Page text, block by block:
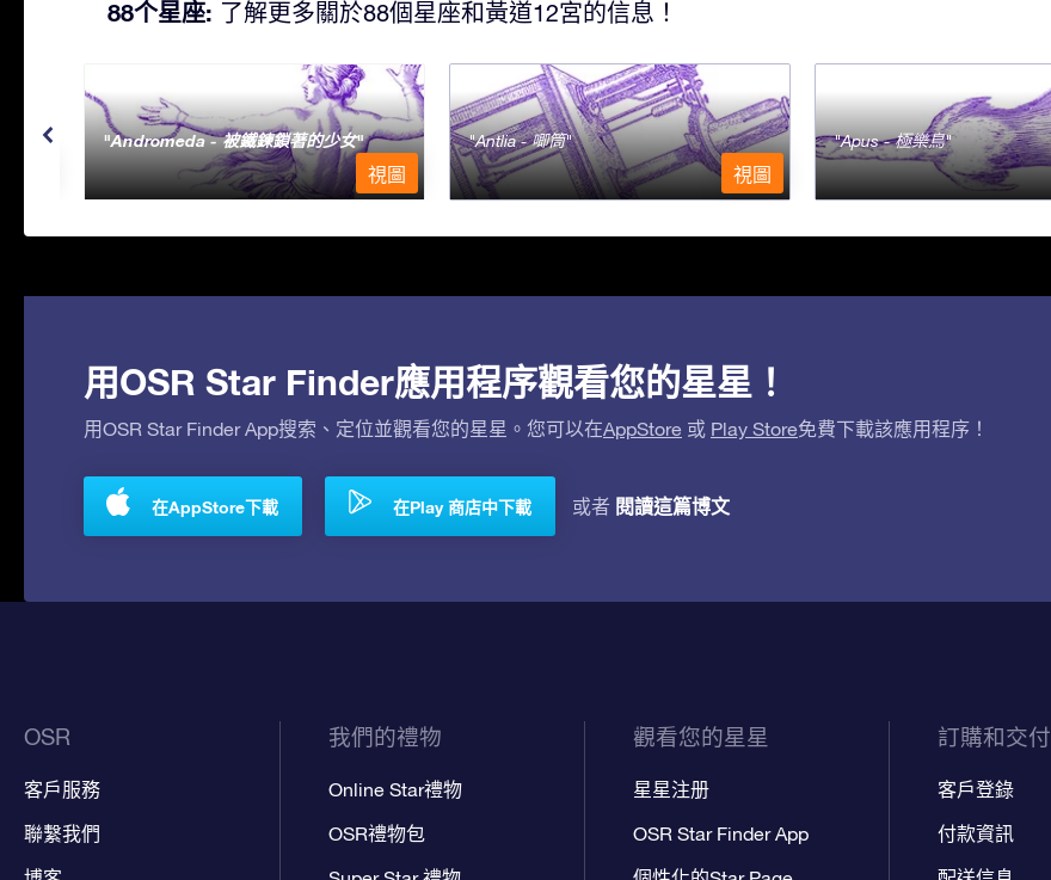
88个星座: 了解更多關於88個星座和黃道12宮的信息！
Andromeda - 被鐵鍊鎖著的少女
視圖
Antlia - 唧筒
視圖
Apus - 極樂鳥
用OSR Star Finder應用程序觀看您的星星！
用OSR Star Finder App搜索、定位並觀看您的星星。您可以在AppStore 或 Play Store免費下載該應用程序！
在AppStore下載 在Play 商店中下載 或者 閱讀這篇博文
OSR
客戶服務
聯繫我們
我們的禮物
Online Star禮物
OSR禮物包
觀看您的星星
星星注册
OSR Star Finder App
訂購和交付
客戶登錄
付款資訊